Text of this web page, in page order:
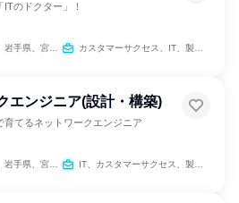
のドクター」！
、兵庫県、奈良県、和歌山県、鳥取県、岡山県、広島県、山口県、徳島県、香川県、高知県、福岡県、長崎県、熊本県、大分県、宮崎県、鹿児島県、沖縄県 カスタマーサクセス、IT、製造・生産工程
エンジニア(設計・構築)
てるネットワークエンジニア
、兵庫県、奈良県、和歌山県、鳥取県、岡山県、広島県、山口県、徳島県、香川県、高知県、福岡県、長崎県、熊本県、大分県、宮崎県、鹿児島県、沖縄県 IT、カスタマーサクセス、製造・生産工程